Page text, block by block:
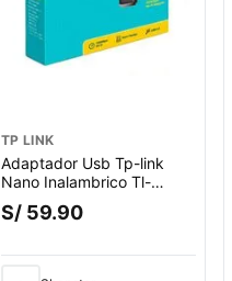
TP LINK
Adaptador Usb Tp-link
Nano Inalambrico Tl-
wn725n 150 Mbps
S/ 59.90